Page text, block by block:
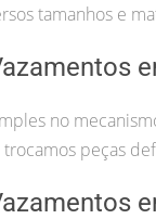
tamanhos e
no
peças